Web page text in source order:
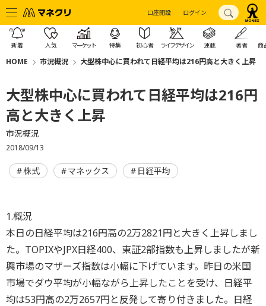
口座開設 ログイン
新着 人気 マーケット 特集 初心者 ライフデザイン 連載 著者 商
HOME 市況概況 大型株中心に買われて日経平均は216円高と大きく上昇
大型株中心に買われて日経平均は216円
高と大きく上昇
市況概況
2018/09/13
株式 マネックス 日経平均
1.概況
本日の日経平均は216円高の2万2821円と大きく上昇しまし
た。TOPIXやJPX日経400、東証2部指数も上昇しましたが新
興市場のマザーズ指数は小幅に下げています。昨日の米国
市場でダウ平均が小幅ながら上昇したことを受け、日経平
均は53円高の2万2657円と反発して寄り付きました。日経